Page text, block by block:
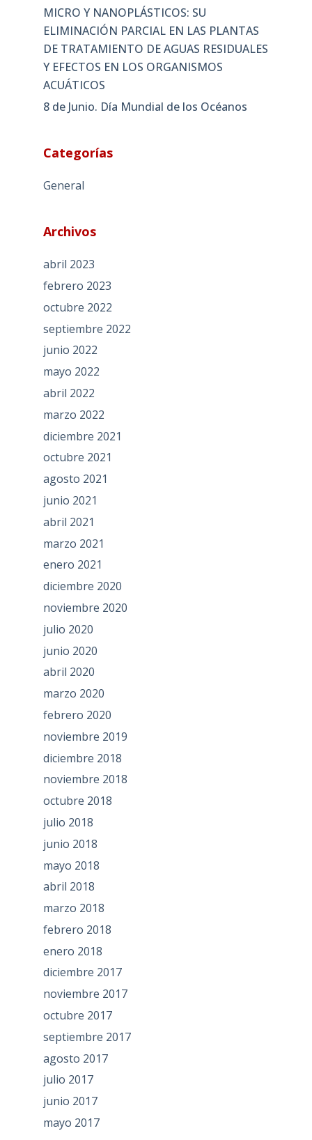
MICRO Y NANOPLÁSTICOS: SU
ELIMINACIÓN PARCIAL EN LAS PLANTAS
DE TRATAMIENTO DE AGUAS RESIDUALES
Y EFECTOS EN LOS ORGANISMOS
ACUÁTICOS
8 de Junio. Día Mundial de los Océanos
Categorías
General
Archivos
abril 2023
febrero 2023
octubre 2022
septiembre 2022
junio 2022
mayo 2022
abril 2022
marzo 2022
diciembre 2021
octubre 2021
agosto 2021
junio 2021
abril 2021
marzo 2021
enero 2021
diciembre 2020
noviembre 2020
julio 2020
junio 2020
abril 2020
marzo 2020
febrero 2020
noviembre 2019
diciembre 2018
noviembre 2018
octubre 2018
julio 2018
junio 2018
mayo 2018
abril 2018
marzo 2018
febrero 2018
enero 2018
diciembre 2017
noviembre 2017
octubre 2017
septiembre 2017
agosto 2017
julio 2017
junio 2017
mayo 2017